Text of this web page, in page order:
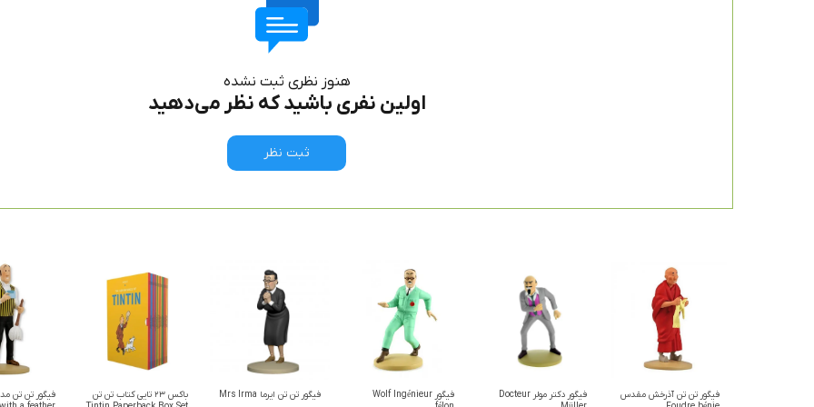
هنوز نظری ثبت نشده
اولین نفری باشید که نظر می‌دهید
ثبت نظر
فیگور تن تن آذرخش مقدس
فیگور دکتر مولر Docteur
فیگور Wolf Ingénieur
فیگور تن تن ایرما Mrs Irma
باکس ۲۳ تایی کتاب تن تن
فیگور تن تن